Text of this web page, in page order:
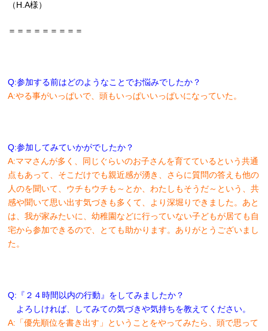
（H.A様）
＝＝＝＝＝＝＝＝＝
Q:参加する前はどのようなことでお悩みでしたか？
A:やる事がいっぱいで、頭もいっぱいいっぱいになっていた。
Q:参加してみていかがでしたか？
A:ママさんが多く、同じぐらいのお子さんを育てているという共通
点もあって、そこだけでも親近感が湧き、さらに質問の答えも他の
人のを聞いて、ウチもウチも～とか、わたしもそうだ～という、共
感や聞いて思い出す気づきも多くて、より深堀りできました。あと
は、我が家みたいに、幼稚園などに行っていない子どもが居ても自
宅から参加できるので、とても助かります。ありがとうございまし
た。
Q:『２４時間以内の行動』をしてみましたか？
よろしければ、してみての気づきや気持ちを教えてください。
A:「優先順位を書き出す」ということをやってみたら、頭で思って